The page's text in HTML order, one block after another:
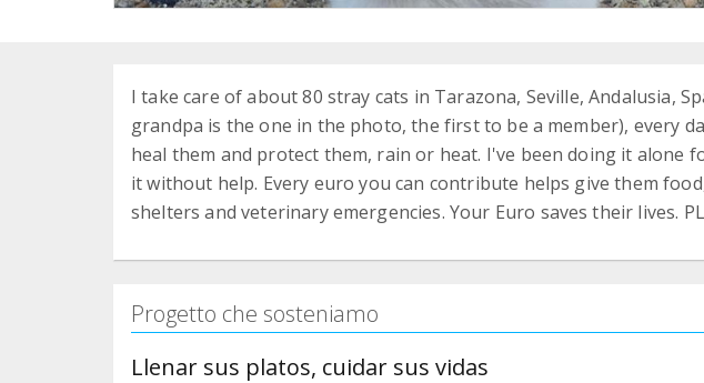
I take care of about 80 stray cats in Tarazona, Seville, Andalusia,
grandpa is the one in the photo, the first to be a member), every
heal them and protect them, rain or heat. I've been doing it alone
it without help. Every euro you can contribute helps give them
shelters and veterinary emergencies. Your Euro saves their lives.
Progetto che sosteniamo
Llenar sus platos, cuidar sus vidas